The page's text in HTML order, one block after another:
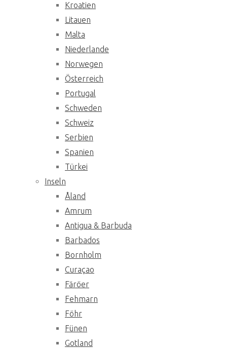
Kroatien
Litauen
Malta
Niederlande
Norwegen
Österreich
Portugal
Schweden
Schweiz
Serbien
Spanien
Türkei
Inseln
Åland
Amrum
Antigua & Barbuda
Barbados
Bornholm
Curaçao
Färöer
Fehmarn
Föhr
Fünen
Gotland